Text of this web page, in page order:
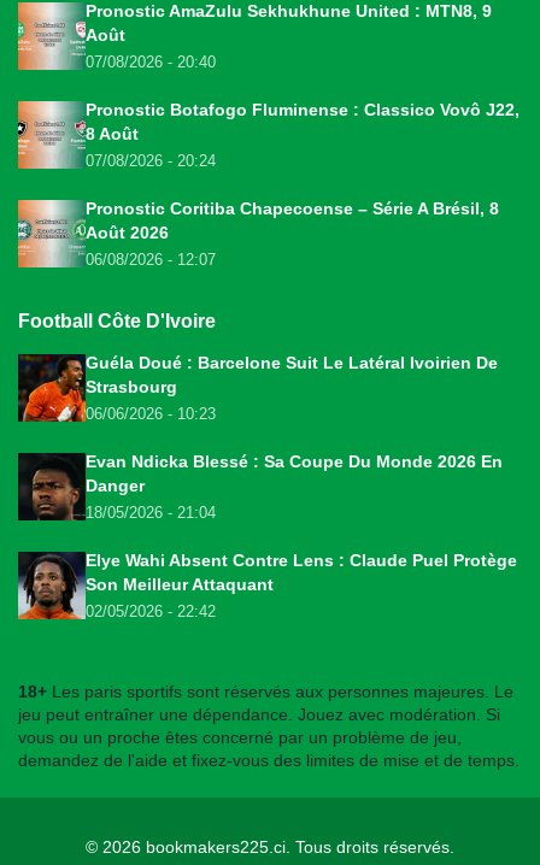
Pronostic AmaZulu Sekhukhune United : MTN8, 9
Août
07/08/2026 - 20:40
Pronostic Botafogo Fluminense : Classico Vovô J22,
8 Août
07/08/2026 - 20:24
Pronostic Coritiba Chapecoense – Série A Brésil, 8
Août 2026
06/08/2026 - 12:07
Football Côte D'Ivoire
Guéla Doué : Barcelone Suit Le Latéral Ivoirien De
Strasbourg
06/06/2026 - 10:23
Evan Ndicka Blessé : Sa Coupe Du Monde 2026 En
Danger
18/05/2026 - 21:04
Elye Wahi Absent Contre Lens : Claude Puel Protège
Son Meilleur Attaquant
02/05/2026 - 22:42
18+ Les paris sportifs sont réservés aux personnes majeures. Le
jeu peut entraîner une dépendance. Jouez avec modération. Si
vous ou un proche êtes concerné par un problème de jeu,
demandez de l'aide et fixez-vous des limites de mise et de temps.
© 2026 bookmakers225.ci. Tous droits réservés.